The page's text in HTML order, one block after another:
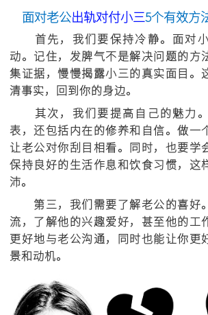
面对老公出轨对付小三5个有效方
首先，我们要保持冷静。面对小
动。记住，发脾气不是解决问题的方
集证据，慢慢揭露小三的真实面目。
清事实，回到你的身边。
其次，我们要提高自己的魅力。
表，还包括内在的修养和自信。做一
让老公对你刮目相看。同时，也要学
保持良好的生活作息和饮食习惯，这
沛。
第三，我们需要了解老公的喜好
流，了解他的兴趣爱好，甚至他的工
更好地与老公沟通，同时也能让你更
景和动机。